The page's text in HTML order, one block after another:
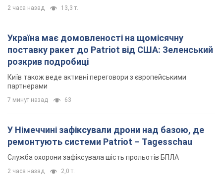
ремонтують системи Patriot – Tagesschau
2 часа назад 2,0 т.